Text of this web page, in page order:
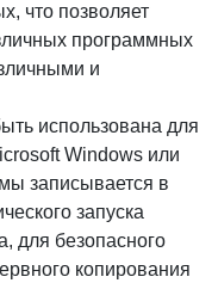
что позволяет
программных
и
использована для
Windows или
записывается в
запуска
для безопасного
копирования